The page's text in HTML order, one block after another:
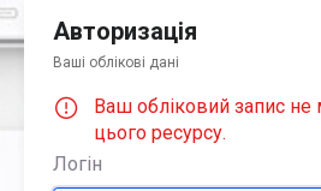
Авторизація
Ваші облікові дані
Ваш обліковий запис не
цього ресурсу.
Логін